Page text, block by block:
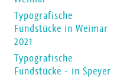
Typografische
Fundstücke in Weimar
2021
Typografische
Fundstücke - in Speyer